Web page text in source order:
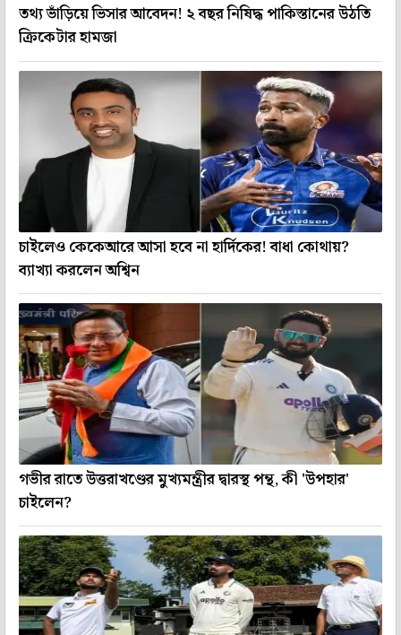
তথ্য ভাঁড়িয়ে ভিসার আবেদন! ২ বছর নিষিদ্ধ পাকিস্তানের উঠতি
ক্রিকেটার হামজা
চাইলেও কেকেআরে আসা হবে না হার্দিকের! বাধা কোথায়?
ব্যাখ্যা করলেন অশ্বিন
গভীর রাতে উত্তরাখণ্ডের মুখ্যমন্ত্রীর দ্বারস্থ পন্থ, কী 'উপহার'
চাইলেন?